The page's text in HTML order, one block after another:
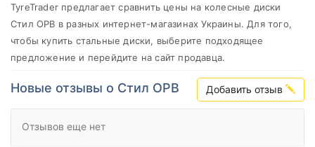
TyreTrader предлагает сравнить цены на колесные диски
Стил ОРВ в разных интернет-магазинах Украины. Для того,
чтобы купить cтальные диски, выберите подходящее
предложение и перейдите на сайт продавца.
Новые отзывы о Стил ОРВ Добавить отзыв
Отзывов еще нет
от до
Все бренды